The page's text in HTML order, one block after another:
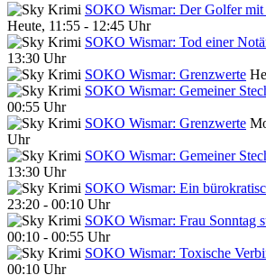
SOKO Wismar: Der Golfer mit
Heute, 11:55 - 12:45 Uhr
SOKO Wismar: Tod einer
13:30 Uhr
SOKO Wismar: Grenzwerte
SOKO Wismar: Gemeiner
00:55 Uhr
SOKO Wismar: Grenzwerte
Uhr
SOKO Wismar: Gemeiner
13:30 Uhr
SOKO Wismar: Ein
23:20 - 00:10 Uhr
SOKO Wismar: Frau Sonntag
00:10 - 00:55 Uhr
SOKO Wismar: Toxische
00:10 Uhr